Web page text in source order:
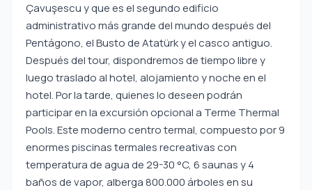
Çavuşescu y que es el segundo edificio
administrativo más grande del mundo después del
Pentágono, el Busto de Atatürk y el casco antiguo.
Después del tour, dispondremos de tiempo libre y
luego traslado al hotel, alojamiento y noche en el
hotel. Por la tarde, quienes lo deseen podrán
participar en la excursión opcional a Terme Thermal
Pools. Este moderno centro termal, compuesto por 9
enormes piscinas termales recreativas con
temperatura de agua de 29-30 °C, 6 saunas y 4
baños de vapor, alberga 800.000 árboles en su